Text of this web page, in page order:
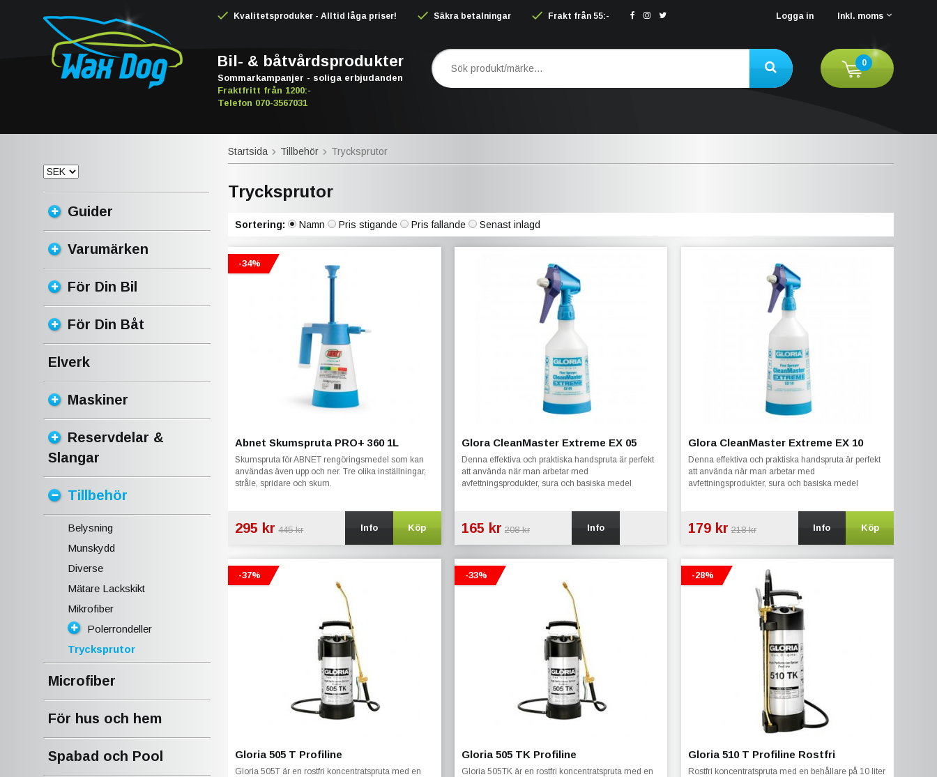
Kvalitetsproduker - Alltid låga priser! Säkra betalningar Frakt från 55:- Logga in Inkl. moms
Bil- & båtvårdsprodukter
Sommarkampanjer - soliga erbjudanden
Fraktfritt från 1200:-
Telefon 070-3567031
0
Guider
Varumärken
För Din Bil
För Din Båt
Elverk
Maskiner
Reservdelar &
Slangar
Tillbehör
Belysning
Munskydd
Diverse
Mätare Lackskikt
Mikrofiber
Polerrondeller
Trycksprutor
Microfiber
För hus och hem
Spabad och Pool
Startsida Tillbehör Trycksprutor
Trycksprutor
Sortering: Namn Pris stigande Pris fallande Senast inlagd
-34%
Abnet Skumspruta PRO+ 360 1L
Skumspruta för ABNET rengöringsmedel som kan
användas även upp och ner. Tre olika inställningar,
stråle, spridare och skum.
295 kr 445 kr Info Köp
Glora CleanMaster Extreme EX 05
Denna effektiva och praktiska handspruta är perfekt
att använda när man arbetar med
avfettningsprodukter, sura och basiska medel
165 kr 208 kr Info
Glora CleanMaster Extreme EX 10
Denna effektiva och praktiska handspruta är perfekt
att använda när man arbetar med
avfettningsprodukter, sura och basiska medel
179 kr 218 kr Info Köp
-37%
Gloria 505 T Profiline
Gloria 505T är en rostfri koncentratspruta med en
-33%
Gloria 505 TK Profiline
Gloria 505TK är en rostfri koncentratspruta med en
-28%
Gloria 510 T Profiline Rostfri
Rostfri koncentratspruta med en behållare på 10 liter